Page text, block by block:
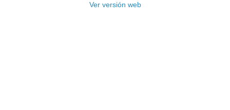
Ver versión web